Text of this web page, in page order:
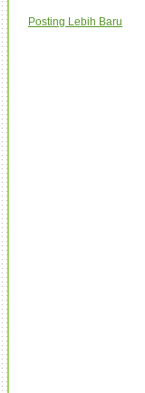
Posting Lebih Baru